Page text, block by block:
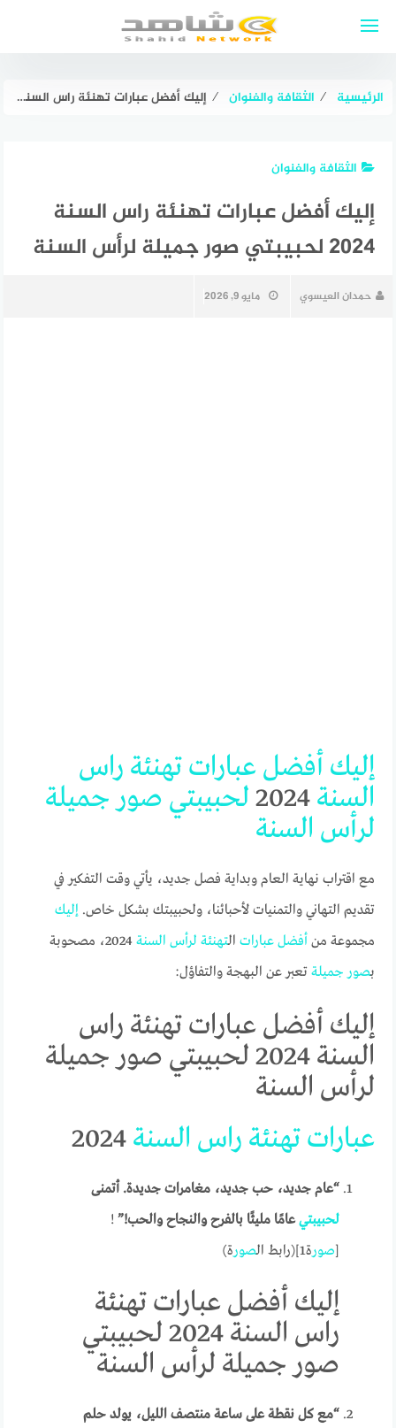
الرئيسية ⁄ الثقافة والفنوان ⁄ إليك أفضل عبارات تهنئة راس السنة 2024 لحبيبتي صور جميلة لرأس السنة
الثقافة والفنوان
إليك أفضل عبارات تهنئة راس السنة
2024 لحبيبتي صور جميلة لرأس السنة
حمدان العيسوي مايو 9, 2026
إليك أفضل عبارات تهنئة راس
السنة2024 لحبيبتي صور جميلة
لرأس السنة
مع اقتراب نهاية العام وبداية فصل جديد، يأتي وقت التفكير في
تقديم التهاني والتمنيات لأحبائنا، ولحبيبتك بشكل خاص.إليك
مجموعة من أفضل عبارات التهنئة لرأس السنة
2024، مصحوبة
بصور جميلة تعبر عن البهجة والتفاؤل:
إليك أفضل عبارات تهنئة راس
السنة 2024 لحبيبتي صور جميلة
لرأس السنة
عبارات تهنئة راس السنة2024
“عام جديد، حب جديد، مغامرات جديدة. أتمنى
لحبيبتيعامًا مليئًا بالفرح والنجاح والحب!” !
[صورة1](رابط ال صورة)
إليك أفضل عبارات تهنئة
راس السنة 2024 لحبيبتي
صور جميلة لرأس السنة
“مع كل نقطة على ساعة منتصف الليل، يولد حلم